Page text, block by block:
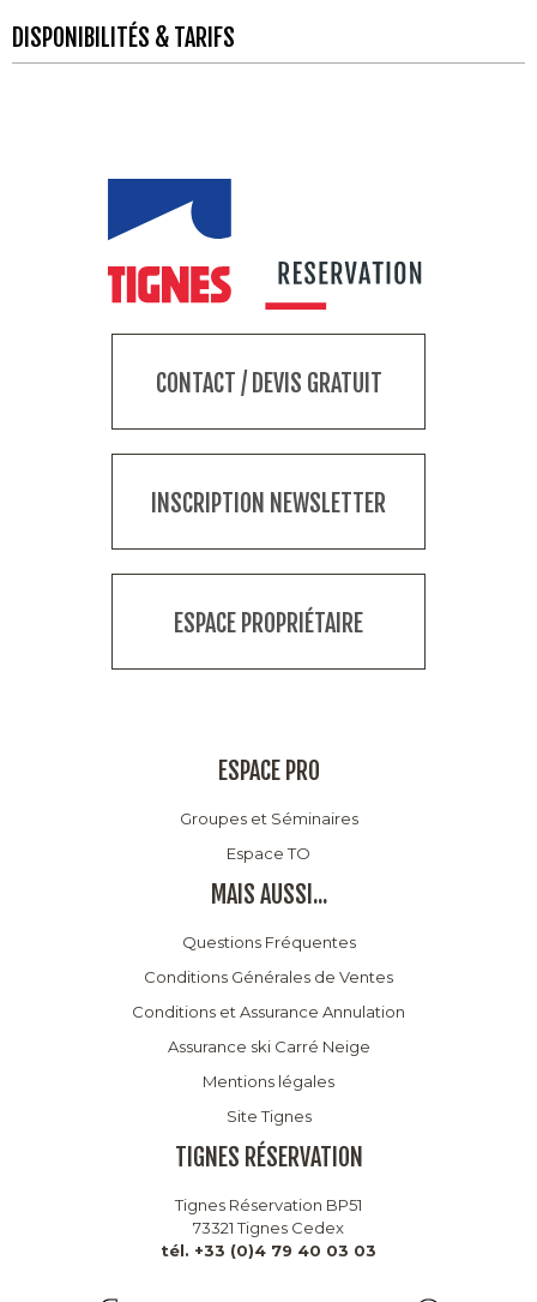
DISPONIBILITÉS & TARIFS
CONTACT / DEVIS GRATUIT
INSCRIPTION NEWSLETTER
ESPACE PROPRIÉTAIRE
ESPACE PRO
Groupes et Séminaires
Espace TO
MAIS AUSSI...
Questions Fréquentes
Conditions Générales de Ventes
Conditions et Assurance Annulation
Assurance ski Carré Neige
Mentions légales
Site Tignes
TIGNES RÉSERVATION
Tignes Réservation BP51
73321 Tignes Cedex
tél. +33 (0)4 79 40 03 03